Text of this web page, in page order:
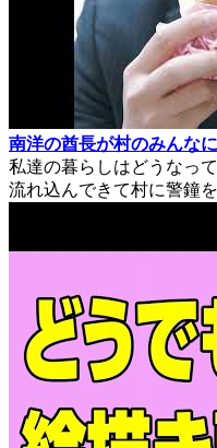
南洋の酋長が村のみんな
私達の暮らしはどうなっ
流れ込んできて村に警鐘